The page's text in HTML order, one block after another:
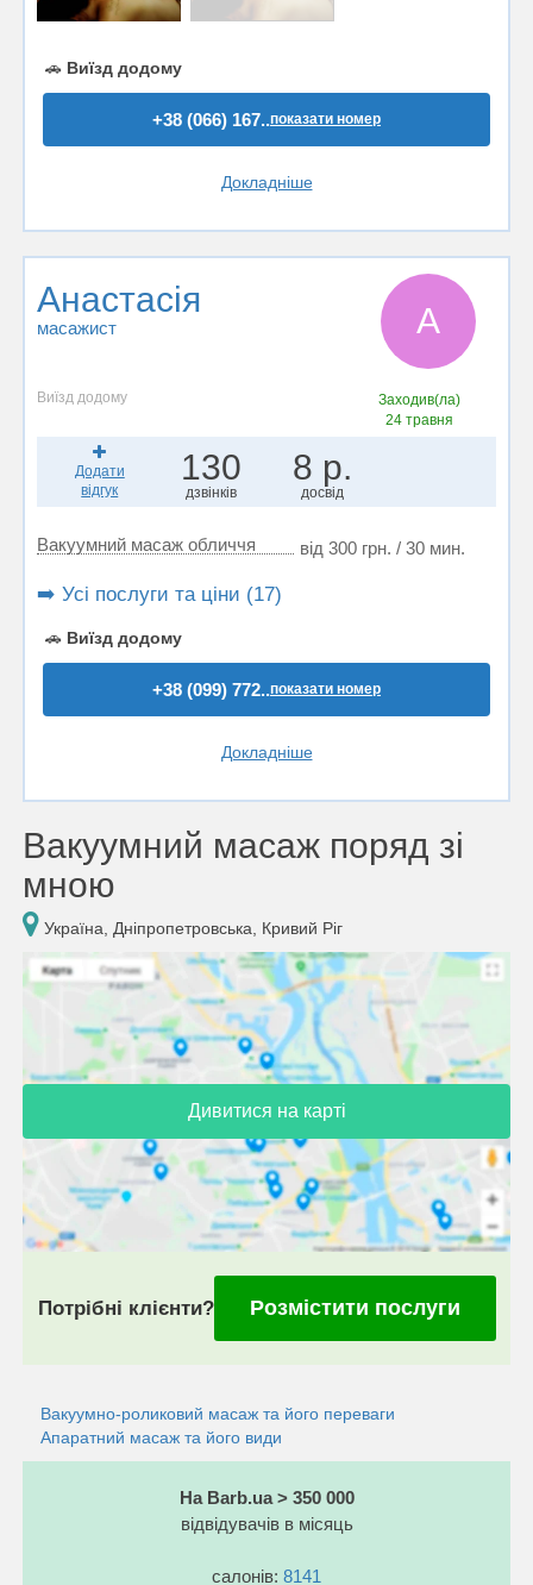
🚗 Виїзд додому
+38 (066) 167..показати номер
Докладніше
Анастасія
масажист А
Виїзд додому
Заходив(ла)
24 травня
Додати
відгук
130
дзвінків
8 р.
досвід
Вакуумний масаж обличчя від 300 грн. / 30 мин.
➡️ Усі послуги та ціни (17)
🚗 Виїзд додому
+38 (099) 772..показати номер
Докладніше
Вакуумний масаж поряд зі
мною
Україна, Дніпропетровська, Кривий Ріг
Дивитися на карті
Потрібні клієнти? Розмістити послуги
Вакуумно-роликовий масаж та його переваги
Апаратний масаж та його види
На Barb.ua > 350 000
відвідувачів в місяць
салонів: 8141